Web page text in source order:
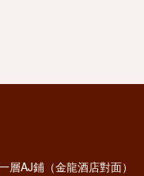
AJ鋪（金龍酒店對面）